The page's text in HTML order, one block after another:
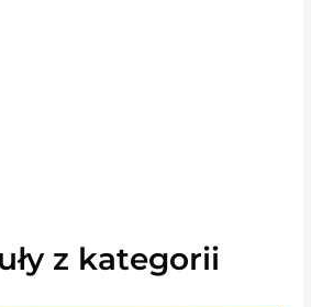
z kategorii